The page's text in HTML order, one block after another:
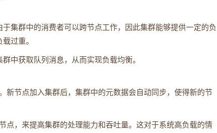
集群中的消费者可以跨节点工作，因此集群能够提供一定的负
过重。
中获取队列消息，从而实现负载均衡。
新节点加入集群后，集群中的元数据会自动同步，使得新的节
点，来提高集群的处理能力和吞吐量。这对于系统高负载的情